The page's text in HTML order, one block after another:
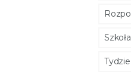
Szkoła